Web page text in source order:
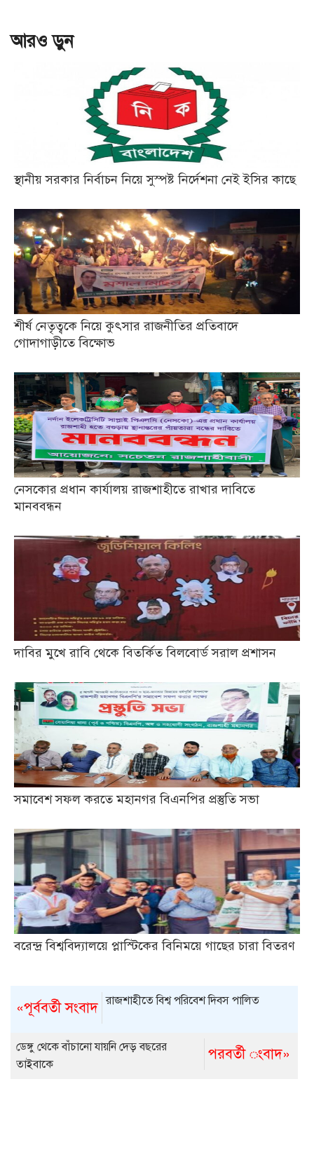
আরও ড়ুন
স্থানীয় সরকার নির্বাচন নিয়ে সুস্পষ্ট নির্দেশনা নেই ইসির কাছে
শীর্ষ নেতৃত্বকে নিয়ে কুৎসার রাজনীতির প্রতিবাদে
গোদাগাড়ীতে বিক্ষোভ
নেসকোর প্রধান কার্যালয় রাজশাহীতে রাখার দাবিতে
মানববন্ধন
দাবির মুখে রাবি থেকে বিতর্কিত বিলবোর্ড সরাল প্রশাসন
সমাবেশ সফল করতে মহানগর বিএনপির প্রস্তুতি সভা
বরেন্দ্র বিশ্ববিদ্যালয়ে প্লাস্টিকের বিনিময়ে গাছের চারা বিতরণ
«পূর্ববর্তী সংবাদ রাজশাহীতে বিশ্ব পরিবেশ দিবস পালিত
পরবর্তী ংবাদ»
ডেঙ্গু থেকে বাঁচানো যায়নি দেড় বছরের
তাইবাকে